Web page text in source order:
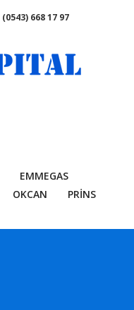
(0543) 668 17 97
EMMEGAS
OKCAN
PRİNS